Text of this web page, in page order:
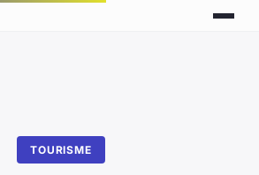
TOURISME